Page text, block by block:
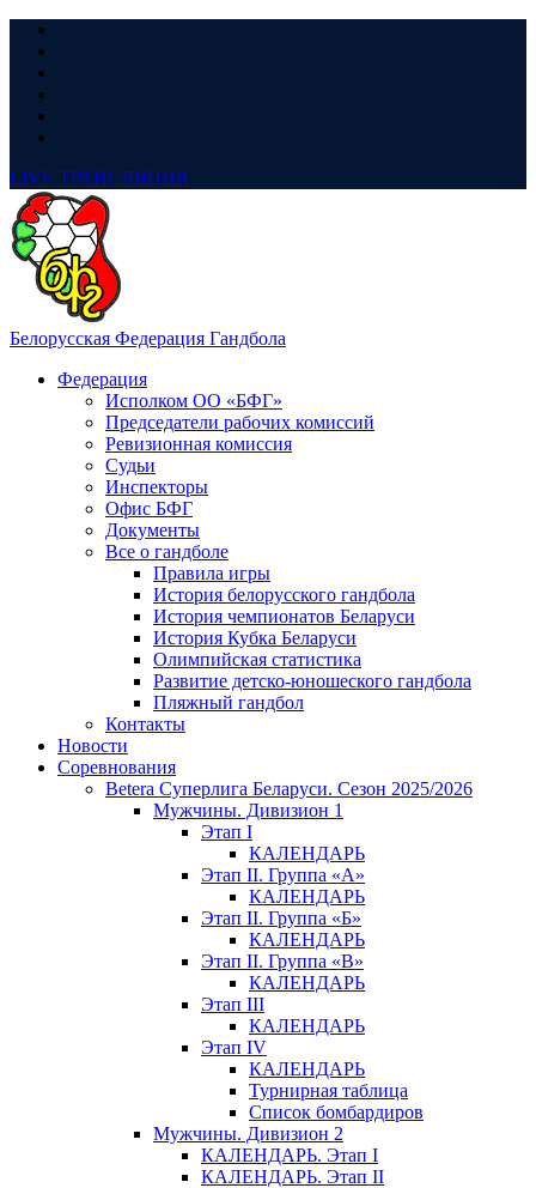
LIVE ТРАНСЛЯЦИЯ
Белорусская Федерация Гандбола
Федерация
Исполком ОО «БФГ»
Председатели рабочих комиссий
Ревизионная комиссия
Судьи
Инспекторы
Офис БФГ
Документы
Все о гандболе
Правила игры
История белорусского гандбола
История чемпионатов Беларуси
История Кубка Беларуси
Олимпийская статистика
Развитие детско-юношеского гандбола
Пляжный гандбол
Контакты
Новости
Соревнования
Betera Суперлига Беларуси. Сезон 2025/2026
Мужчины. Дивизион 1
Этап I
КАЛЕНДАРЬ
Этап II. Группа «А»
КАЛЕНДАРЬ
Этап II. Группа «Б»
КАЛЕНДАРЬ
Этап II. Группа «В»
КАЛЕНДАРЬ
Этап III
КАЛЕНДАРЬ
Этап IV
КАЛЕНДАРЬ
Турнирная таблица
Список бомбардиров
Мужчины. Дивизион 2
КАЛЕНДАРЬ. Этап I
КАЛЕНДАРЬ. Этап II